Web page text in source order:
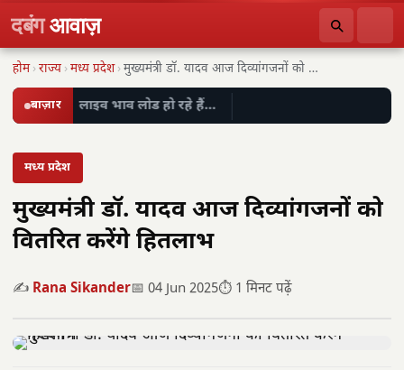
दबंगआवाज़
होम ›राज्य ›मध्य प्रदेश › मुख्यमंत्री डॉ. यादव आज दिव्यांगजनों को वितरित करेंगे…
बाज़ार लाइव भाव लोड हो रहे हैं…
मध्य प्रदेश
मुख्यमंत्री डॉ. यादव आज दिव्यांगजनों को
वितरित करेंगे हितलाभ
✍️ Rana Sikander📅 04 Jun 2025⏱️ 1 मिनट पढ़ें